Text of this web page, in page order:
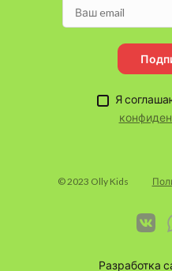
Я
© 2023 Olly Kids
Разработка